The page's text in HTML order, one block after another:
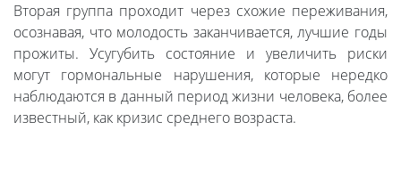
Вторая группа проходит через схожие переживания,
осознавая, что молодость заканчивается, лучшие годы
прожиты. Усугубить состояние и увеличить риски
могут гормональные нарушения, которые нередко
наблюдаются в данный период жизни человека, более
известный, как кризис среднего возраста.